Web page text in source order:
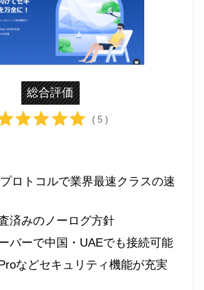
総合評価
( 5 )
ロトコルで業界最速クラスの速
済みのノーログ方針
バーで中国・UAEでも接続可能
などセキュリティ機能が充実